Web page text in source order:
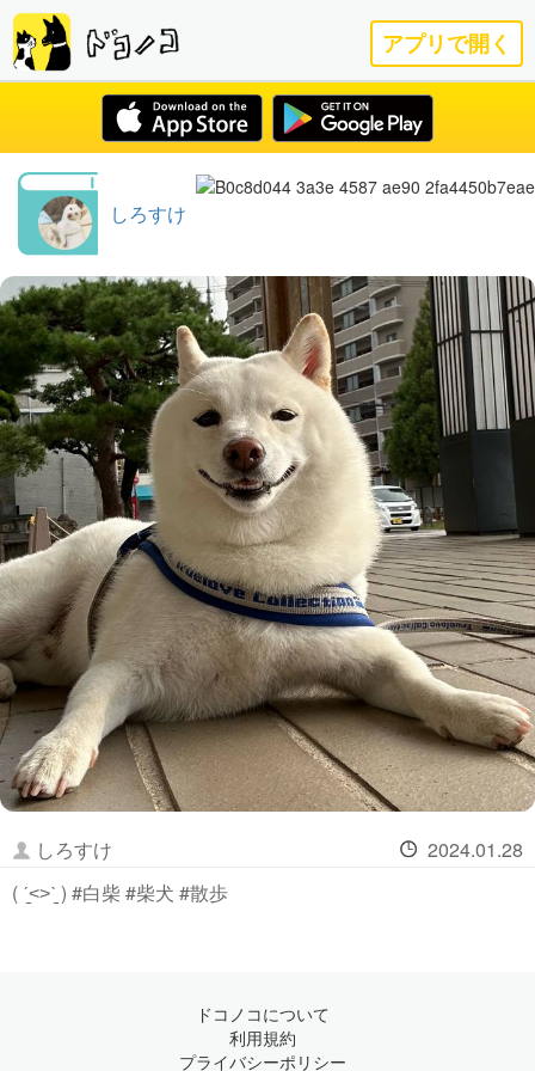
アプリで開く
しろすけ
しろすけ
2024.01.28
( ˊ̱˂˃ˋ̱ ) #白柴 #柴犬 #散歩
ドコノコについて
利用規約
プライバシーポリシー